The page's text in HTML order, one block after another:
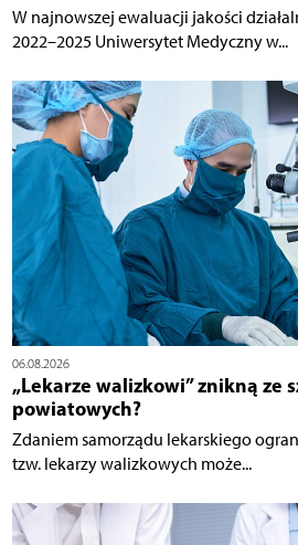
W najnowszej ewaluacji jakości
2022–2025 Uniwersytet Medyczny w...
06.08.2026
„Lekarze walizkowi” znikną ze
powiatowych?
Zdaniem samorządu lekarskiego
tzw. lekarzy walizkowych może...